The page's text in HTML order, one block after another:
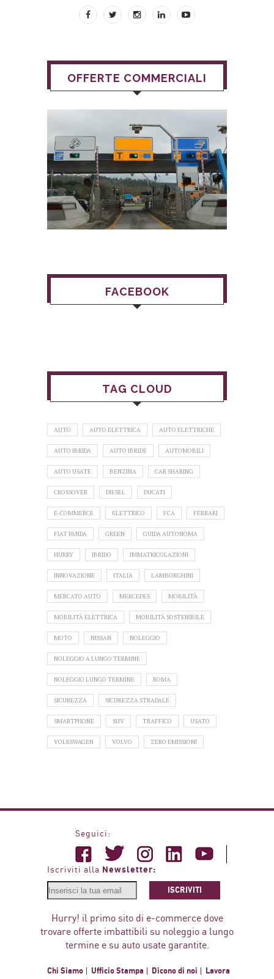
OFFERTE COMMERCIALI
FACEBOOK
TAG CLOUD
AUTO AUTO ELETTRICA AUTO ELETTRICHE
AUTO IBRIDA AUTO IBRIDE AUTOMOBILI
AUTO USATE BENZINA CAR SHARING
CROSSOVER DIESEL DUCATI
E-COMMERCE ELETTRICO FCA FERRARI
FIAT PANDA GREEN GUIDA AUTONOMA
HURRY IBRIDO IMMATRICOLAZIONI
INNOVAZIONE ITALIA LAMBORGHINI
MERCATO AUTO MERCEDES MOBILITÀ
MOBILITÀ ELETTRICA MOBILITÀ SOSTENIBILE
MOTO NISSAN NOLEGGIO
NOLEGGIO A LUNGO TERMINE
NOLEGGIO LUNGO TERMINE ROMA
SICUREZZA SICUREZZA STRADALE
SMARTPHONE SUV TRAFFICO USATO
VOLKSWAGEN VOLVO ZERO EMISSIONI
Seguici:
Iscriviti alla Newsletter:
ISCRIVITI
Hurry! il primo sito di e-commerce dove
trovare offerte imbattibili su noleggio a lungo
termine e su auto usate garantite.
Chi Siamo Ufficio Stampa Dicono di noi Lavora